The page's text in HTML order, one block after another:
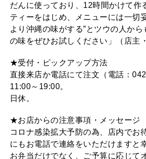
だんに使っており、12時間かけて作
ティーをはじめ、メニューには一切
より沖縄の味がする”とツウの人か
の味をぜひお試しください」（店主
★受付・ピックアップ方法
直接来店か電話にて注文（電話：
11:00～19:00。
日休。
★お店からの注意事項・メッセージ
コロナ感染拡大予防の為、店内でお
にもお電話で連絡をいただけますと
お弁当だけでなく、ご予算に応じて